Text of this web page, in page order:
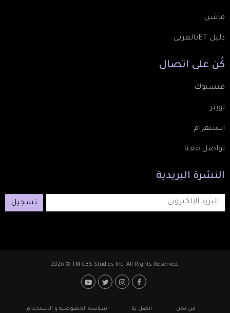
فاشن
دليل ETبالعربي
كُن على اتصال
فيسبوك
تويتر
انستقرام
تواصل معنا
النشرة البريدية
تسجيل
2026 © TM CBS Studios Inc. All Rights Reserved.
Footer: Social Media
Footerمن نحن اتصل بنا سياسة الخصوصية و الاستخدام